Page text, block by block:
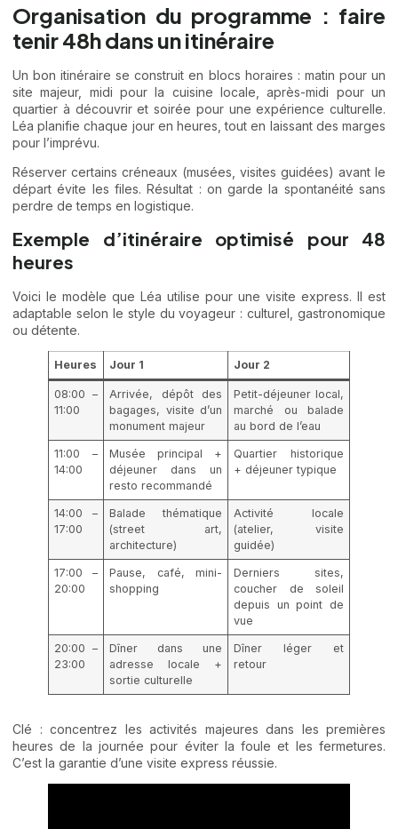
Organisation du programme : faire
tenir 48h dans un itinéraire
Un bon itinéraire se construit en blocs horaires : matin pour un
site majeur, midi pour la cuisine locale, après-midi pour un
quartier à découvrir et soirée pour une expérience culturelle.
Léa planifie chaque jour en heures, tout en laissant des marges
pour l’imprévu.
Réserver certains créneaux (musées, visites guidées) avant le
départ évite les files. Résultat : on garde la spontanéité sans
perdre de temps en logistique.
Exemple d’itinéraire optimisé pour 48
heures
Voici le modèle que Léa utilise pour une visite express. Il est
adaptable selon le style du voyageur : culturel, gastronomique
ou détente.
Heures Jour 1 Jour 2
08:00 –
11:00
Arrivée, dépôt des
bagages, visite d’un
monument majeur
Petit-déjeuner local,
marché ou balade
au bord de l’eau
11:00 –
14:00
Musée principal +
déjeuner dans un
resto recommandé
Quartier historique
+ déjeuner typique
14:00 –
17:00
Balade thématique
(street art,
architecture)
Activité locale
(atelier, visite
guidée)
17:00 –
20:00
Pause, café, mini-
shopping
Derniers sites,
coucher de soleil
depuis un point de
vue
20:00 –
23:00
Dîner dans une
adresse locale +
sortie culturelle
Dîner léger et
retour
Clé : concentrez les activités majeures dans les premières
heures de la journée pour éviter la foule et les fermetures.
C’est la garantie d’une visite express réussie.